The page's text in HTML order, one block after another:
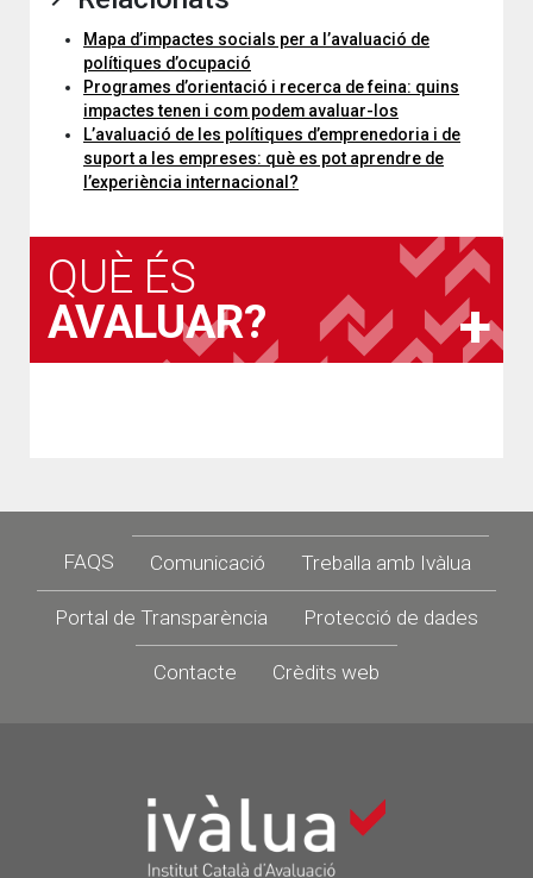
Mapa d’impactes socials per a l’avaluació de
polítiques d’ocupació
Programes d’orientació i recerca de feina: quins
impactes tenen i com podem avaluar-los
L’avaluació de les polítiques d’emprenedoria i de
suport a les empreses: què es pot aprendre de
l’experiència internacional?
QUÈ ÉS
AVALUAR?
Footer
FAQS Comunicació Treballa amb Ivàlua
Portal de Transparència Protecció de dades
Contacte Crèdits web